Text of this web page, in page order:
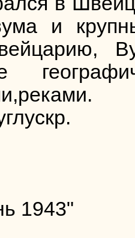
и
1943"